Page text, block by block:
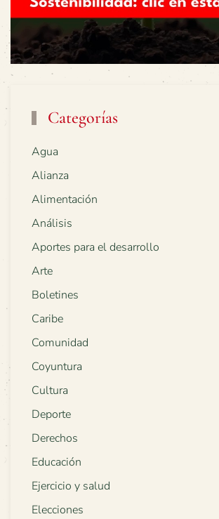
Categorías
Agua
Alianza
Alimentación
Análisis
Aportes para el desarrollo
Arte
Boletines
Caribe
Comunidad
Coyuntura
Cultura
Deporte
Derechos
Educación
Ejercicio y salud
Elecciones